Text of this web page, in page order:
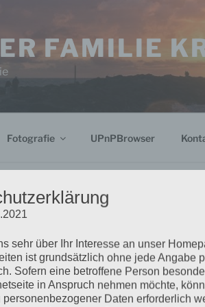
FAMILIE
Fotografie UPnPBrowser
raufen. Der ganze Regen
paar nette Fotos vom Beginn
sehr über Ihr Interesse an unser
ist grundsätzlich ohne jede Angabe
Sofern eine betroffene Person
in Anspruch nehmen möchte,
personenbezogener Daten erforderlich